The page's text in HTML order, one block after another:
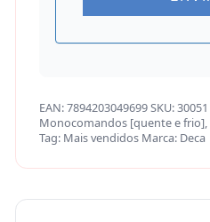
EAN:7894203049699SKU:30051
Monocomandos [quente e frio],
Tag: Mais vendidos Marca: Deca